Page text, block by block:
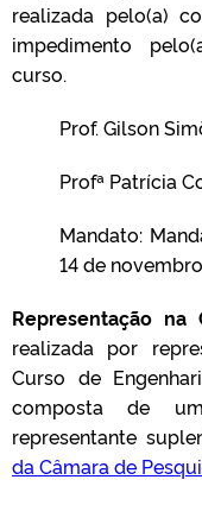
realizada pelo(a)
impedimento
curso.
Prof. Gilson
Profª Patrícia
Mandato:
14 de
Representação na
realizada por
Curso de
composta de
representante
da Câmara de